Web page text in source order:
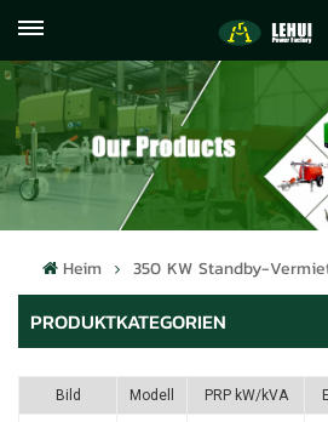
059122071372
Heim 350 KW Standby-
PRODUKTKATEGORIEN
Bild Modell PRP kW/kVA